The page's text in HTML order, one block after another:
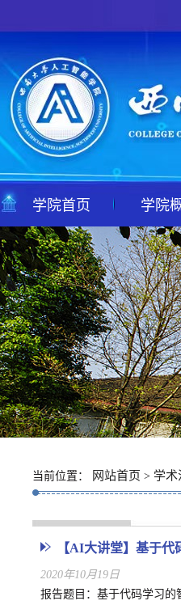
学院首页 学院
当前位置： 网站首页 > 学术
【AI大讲堂】基于代
2020年10月19日
报告题目：基于代码学习的